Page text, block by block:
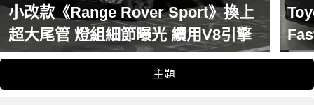
小改款《Range Rover Sport》換上
超大尾管 燈組細節曝光 續用V8引擎
步
主題